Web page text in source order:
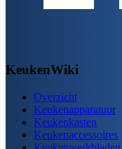
KeukenWiki
Overzicht
Keukenapparatuur
Keukenkasten
Keukenaccessoires